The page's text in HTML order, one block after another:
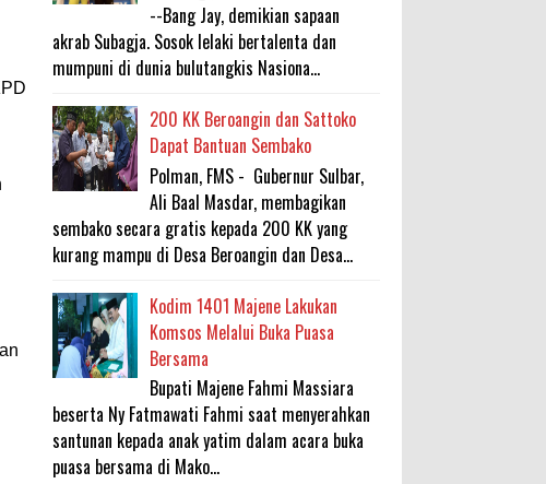
--Bang Jay, demikian sapaan
akrab Subagja. Sosok lelaki bertalenta dan
mumpuni di dunia bulutangkis Nasiona...
200 KK Beroangin dan Sattoko
Dapat Bantuan Sembako
Polman, FMS - Gubernur Sulbar,
Ali Baal Masdar, membagikan
sembako secara gratis kepada 200 KK yang
kurang mampu di Desa Beroangin dan Desa...
Kodim 1401 Majene Lakukan
Komsos Melalui Buka Puasa
Bersama
Bupati Majene Fahmi Massiara
beserta Ny Fatmawati Fahmi saat menyerahkan
santunan kepada anak yatim dalam acara buka
puasa bersama di Mako...